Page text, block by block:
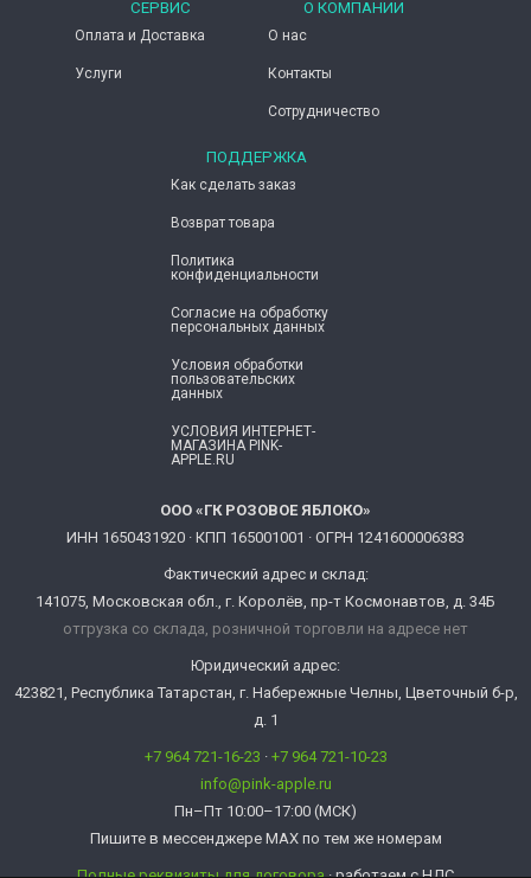
СЕРВИС
Оплата и Доставка
Услуги
О КОМПАНИИ
О нас
Контакты
Сотрудничество
ПОДДЕРЖКА
Как сделать заказ
Возврат товара
Политика
конфиденциальности
Согласие ​на обработку
персональных данных
Условия обработки
пользовательских
данных
УСЛОВИЯ ИНТЕРНЕТ-
МАГАЗИНА PINK-
APPLE.RU
ООО «ГК РОЗОВОЕ ЯБЛОКО»
ИНН 1650431920 · КПП 165001001 · ОГРН 1241600006383
Фактический адрес и склад:
141075, Московская обл., г. Королёв, пр-т Космонавтов, д. 34Б
отгрузка со склада, розничной торговли на адресе нет
Юридический адрес:
423821, Республика Татарстан, г. Набережные Челны, Цветочный б-р,
д. 1
+7 964 721-16-23 · +7 964 721-10-23
info@pink-apple.ru
Пн–Пт 10:00–17:00 (МСК)
Пишите в мессенджере MAX по тем же номерам